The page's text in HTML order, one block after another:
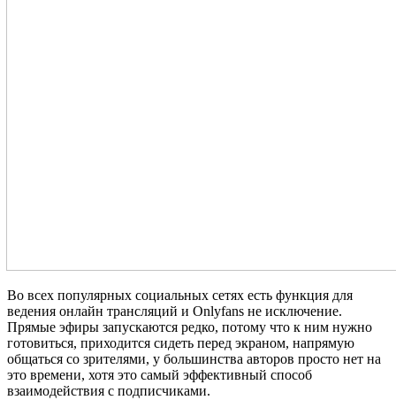
Во всех популярных социальных сетях есть функция для
ведения онлайн трансляций и Onlyfans не исключение.
Прямые эфиры запускаются редко, потому что к ним нужно
готовиться, приходится сидеть перед экраном, напрямую
общаться со зрителями, у большинства авторов просто нет на
это времени, хотя это самый эффективный способ
взаимодействия с подписчиками.